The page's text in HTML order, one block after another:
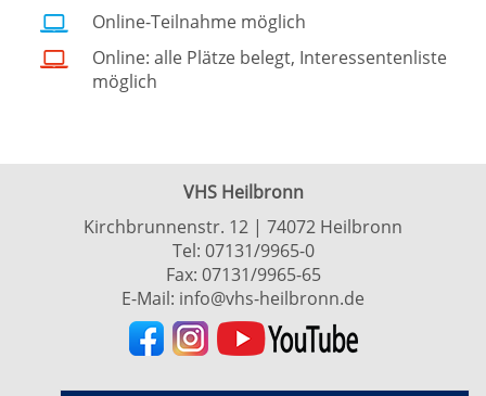
Online-Teilnahme möglich
Online: alle Plätze belegt, Interessentenliste
möglich
VHS Heilbronn
Kirchbrunnenstr. 12 | 74072 Heilbronn
Tel: 07131/9965-0
Fax: 07131/9965-65
E-Mail: info@vhs-heilbronn.de